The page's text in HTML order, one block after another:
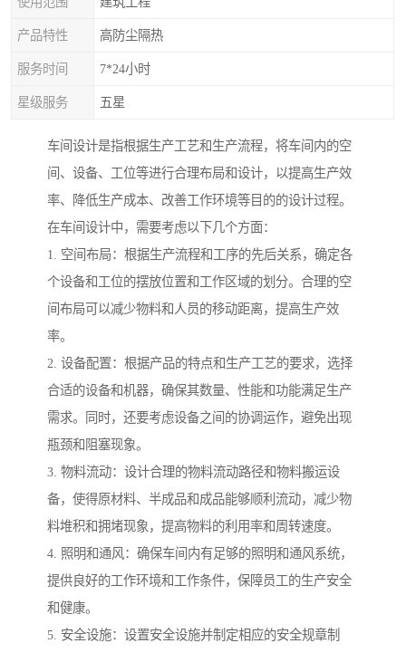
产品特性 高防尘隔热
服务时间 7*24小时
星级服务 五星
车间设计是指根据生产工艺和生产流程，将车间内的空
间、设备、工位等进行合理布局和设计，以提高生产效
率、降低生产成本、改善工作环境等目的的设计过程。
在车间设计中，需要考虑以下几个方面：
1. 空间布局：根据生产流程和工序的先后关系，确定各
个设备和工位的摆放位置和工作区域的划分。合理的空
间布局可以减少物料和人员的移动距离，提高生产效
率。
2. 设备配置：根据产品的特点和生产工艺的要求，选择
合适的设备和机器，确保其数量、性能和功能满足生产
需求。同时，还要考虑设备之间的协调运作，避免出现
瓶颈和阻塞现象。
3. 物料流动：设计合理的物料流动路径和物料搬运设
备，使得原材料、半成品和成品能够顺利流动，减少物
料堆积和拥堵现象，提高物料的利用率和周转速度。
4. 照明和通风：确保车间内有足够的照明和通风系统，
提供良好的工作环境和工作条件，保障员工的生产安全
和健康。
5. 安全设施：设置安全设施并制定相应的安全规章制